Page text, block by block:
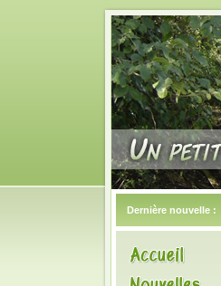
Dernière nouvelle :